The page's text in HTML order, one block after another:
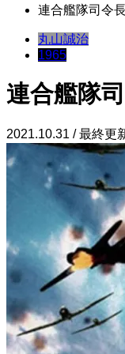
連合艦隊司令
丸山誠治
1965
連合艦隊
2021.10.31 / 最終更